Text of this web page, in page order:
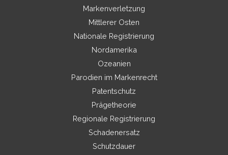
Markenverletzung
Mittlerer Osten
Nationale Registrierung
Nordamerika
Ozeanien
Parodien im Markenrecht
Patentschutz
Prägetheorie
Regionale Registrierung
Schadenersatz
Schutzdauer